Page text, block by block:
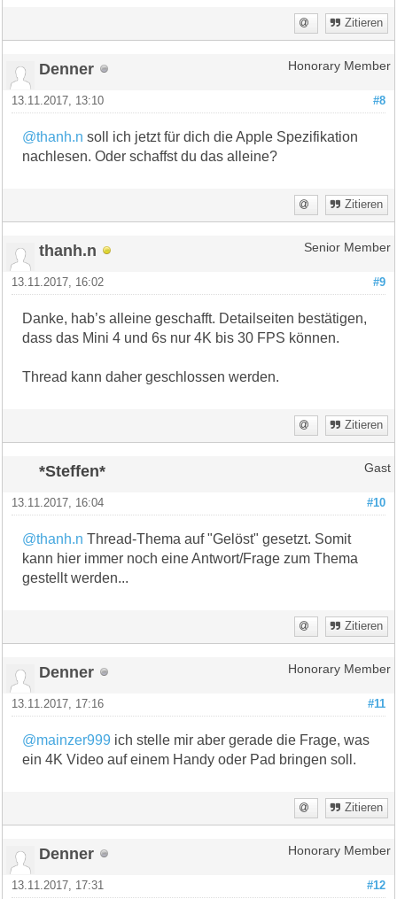
Zitieren
Denner Honorary Member
#8
13.11.2017, 13:10
@thanh.n soll ich jetzt für dich die Apple Spezifikation
nachlesen. Oder schaffst du das alleine?
Zitieren
thanh.n Senior Member
#9
13.11.2017, 16:02
Danke, hab’s alleine geschafft. Detailseiten bestätigen,
dass das Mini 4 und 6s nur 4K bis 30 FPS können.
Thread kann daher geschlossen werden.
Zitieren
*Steffen* Gast
#10
13.11.2017, 16:04
@thanh.n Thread-Thema auf "Gelöst" gesetzt. Somit
kann hier immer noch eine Antwort/Frage zum Thema
gestellt werden...
Zitieren
Denner Honorary Member
#11
13.11.2017, 17:16
@mainzer999 ich stelle mir aber gerade die Frage, was
ein 4K Video auf einem Handy oder Pad bringen soll.
Zitieren
Denner Honorary Member
#12
13.11.2017, 17:31